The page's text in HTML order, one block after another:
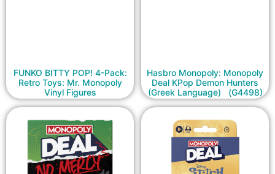
FUNKO BITTY POP! 4-Pack:
Retro Toys: Mr. Monopoly
Vinyl Figures
Hasbro Monopoly: Monopoly
Deal KPop Demon Hunters
(Greek Language) (G4498)